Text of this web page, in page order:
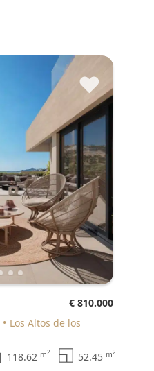
♥
€ 810.000
Los Altos de los
118.62 m2 52.45 m2